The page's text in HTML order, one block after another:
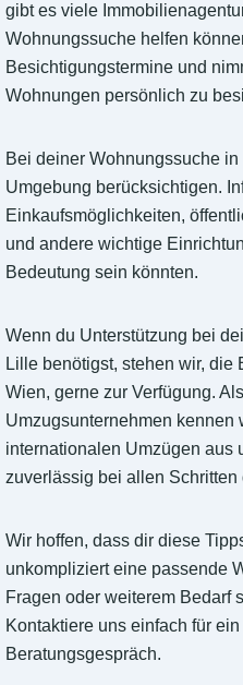
gibt es viele
Wohnungssuche helfen
Besichtigungstermine und
Wohnungen persönlich zu
Bei deiner Wohnungssuche
Umgebung berücksichtigen.
Einkaufsmöglichkeiten,
und andere wichtige
Bedeutung sein könnten.
Wenn du Unterstützung bei
Lille benötigst, stehen wir,
Wien, gerne zur Verfügung.
Umzugsunternehmen kennen
internationalen Umzügen aus
zuverlässig bei allen Schritten
Wir hoffen, dass dir diese
unkompliziert eine passende
Fragen oder weiterem Bedarf
Kontaktiere uns einfach für
Beratungsgespräch.